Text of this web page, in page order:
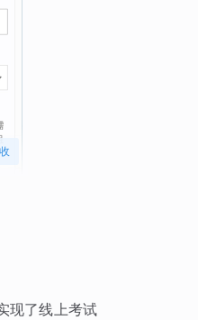
现了线上考试